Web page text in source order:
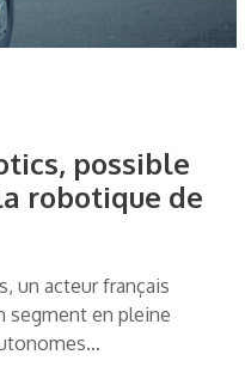
possible
robotique de
un acteur français
segment en pleine